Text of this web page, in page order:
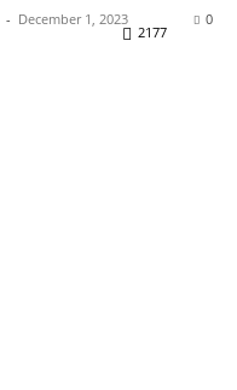
- December 1, 2023 0
2177